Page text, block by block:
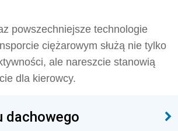
powszechniejsze technologie
ciężarowym służą nie tylko
ale nareszcie stanowią
dla kierowcy.
dachowego